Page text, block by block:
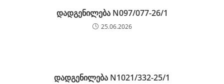
დადგენილება N097/077-26/1
25.06.2026
დადგენილება N1021/332-25/1